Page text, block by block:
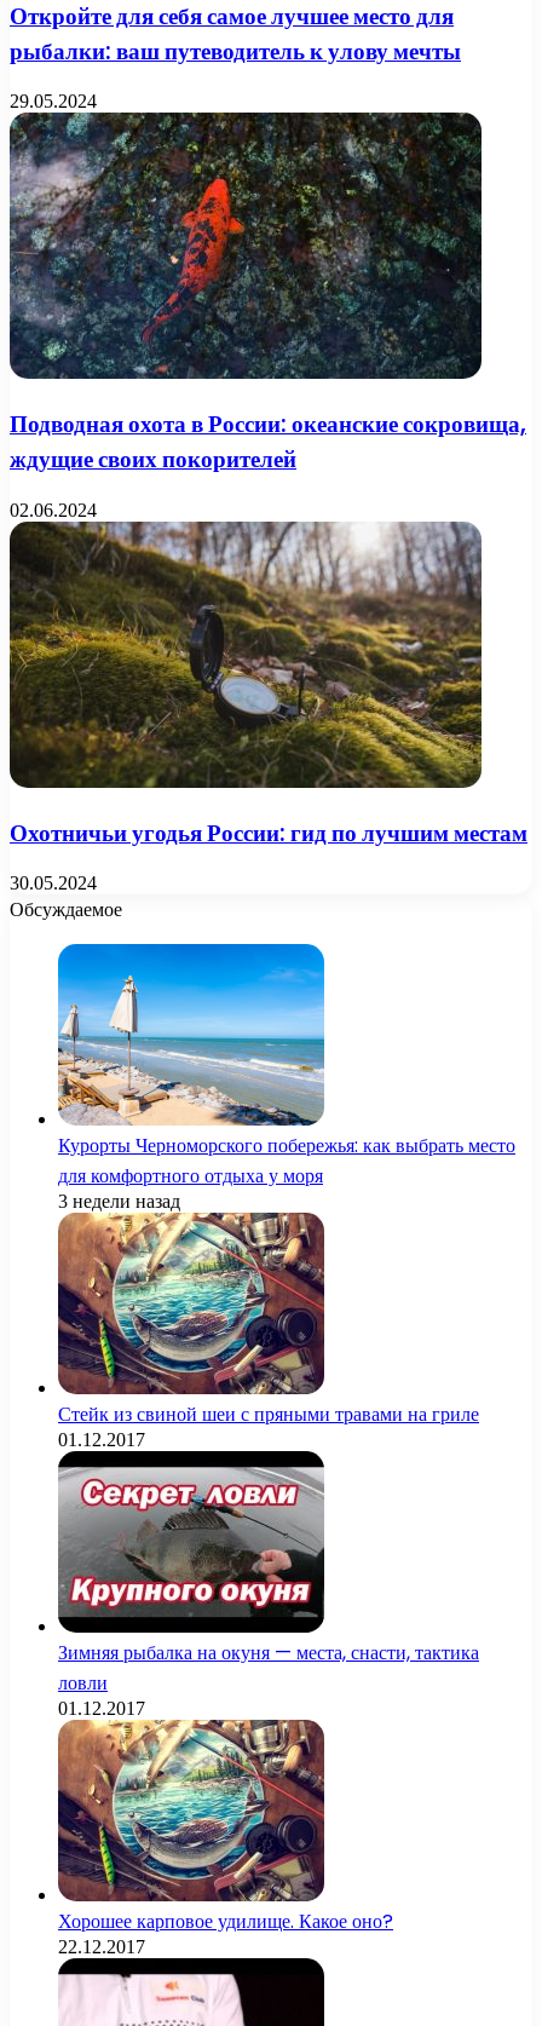
Откройте для себя самое лучшее место для
рыбалки: ваш путеводитель к улову мечты
29.05.2024
Подводная охота в России: океанские сокровища,
ждущие своих покорителей
02.06.2024
Охотничьи угодья России: гид по лучшим местам
30.05.2024
Обсуждаемое
Курорты Черноморского побережья: как выбрать место
для комфортного отдыха у моря
3 недели назад
Стейк из свиной шеи с пряными травами на гриле
01.12.2017
Зимняя рыбалка на окуня — места, снасти, тактика
ловли
01.12.2017
Хорошее карповое удилище. Какое оно?
22.12.2017